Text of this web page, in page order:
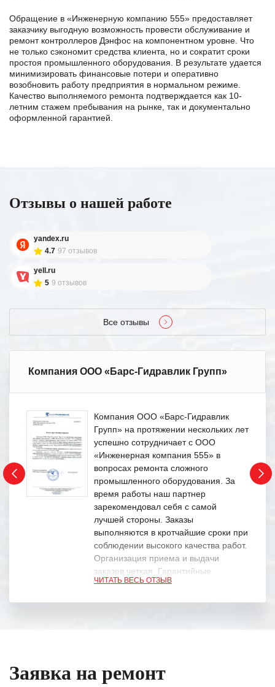
Обращение в «Инженерную компанию 555» предоставляет
заказчику выгодную возможность провести обслуживание и
ремонт контроллеров Дэнфос на компонентном уровне. Что
не только сэкономит средства клиента, но и сократит сроки
простоя промышленного оборудования. В результате удается
минимизировать финансовые потери и оперативно
возобновить работу предприятия в нормальном режиме.
Качество выполняемого ремонта подтверждается как 10-
летним стажем пребывания на рынке, так и документально
оформленной гарантией.
Отзывы о нашей работе
yandex.ru
4.7 97 отзывов
yell.ru
5 9 отзывов
Все отзывы
Компания ООО «Барс-Гидравлик Групп»
Компания ООО «Барс-Гидравлик
Групп» на протяжении нескольких лет
успешно сотрудничает с ООО
«Инженерная компания 555» в
вопросах ремонта сложного
промышленного оборудования. За
время работы наш партнер
зарекомендовал себя с самой
лучшей стороны. Заказы
выполняются в кротчайшие сроки при
соблюдении высокого качества работ.
Организация приема и выдачи
заказов четкая. Гарантийные
обязательства выполняются в
ЧИТАТЬ ВЕСЬ ОТЗЫВ
Заявка на ремонт